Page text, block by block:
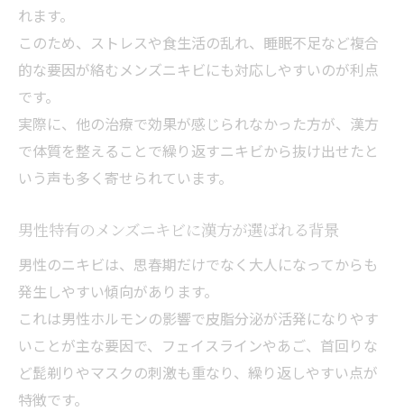
体質別に見るメンズニキビ漢方活用のコツ
メンズニキビ改善に役立つ漢方薬の飲み方
症状に合わせた漢方活用で大人ニキビ対策
漢方でメンズニキビを根本からケアする方
法
メンズニキビに重要なホルモンバランス調
整法
ホルモンとメンズニキビの密接な関係を解
説
体質改善でホルモンバランスを整える漢方
の力
れます。
このため、ストレスや食生活の乱れ、睡眠不足など複合
的な要因が絡むメンズニキビにも対応しやすいのが利点
です。
実際に、他の治療で効果が感じられなかった方が、漢方
で体質を整えることで繰り返すニキビから抜け出せたと
いう声も多く寄せられています。
男性特有のメンズニキビに漢方が選ばれる背景
男性のニキビは、思春期だけでなく大人になってからも
発生しやすい傾向があります。
これは男性ホルモンの影響で皮脂分泌が活発になりやす
いことが主な要因で、フェイスラインやあご、首回りな
ど髭剃りやマスクの刺激も重なり、繰り返しやすい点が
特徴です。